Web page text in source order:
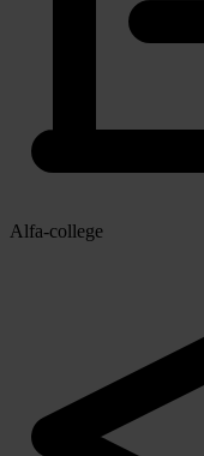
Alfa-college